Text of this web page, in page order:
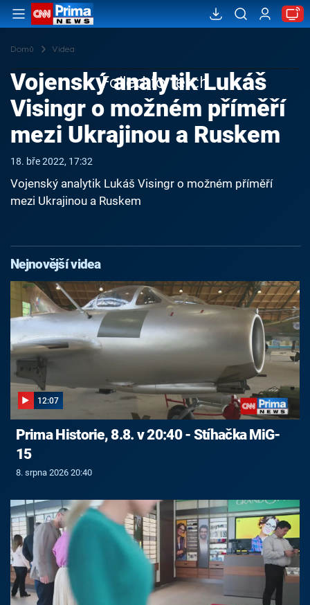
Domů Videa
Failed to fetch
Vojenský analytik Lukáš
Visingr o možném příměří
mezi Ukrajinou a Ruskem
18. bře 2022, 17:32
Vojenský analytik Lukáš Visingr o možném příměří
mezi Ukrajinou a Ruskem
Nejnovější videa
12:07
Prima Historie, 8.8. v 20:40 - Stíhačka MiG-
15
8. srpna 2026 20:40